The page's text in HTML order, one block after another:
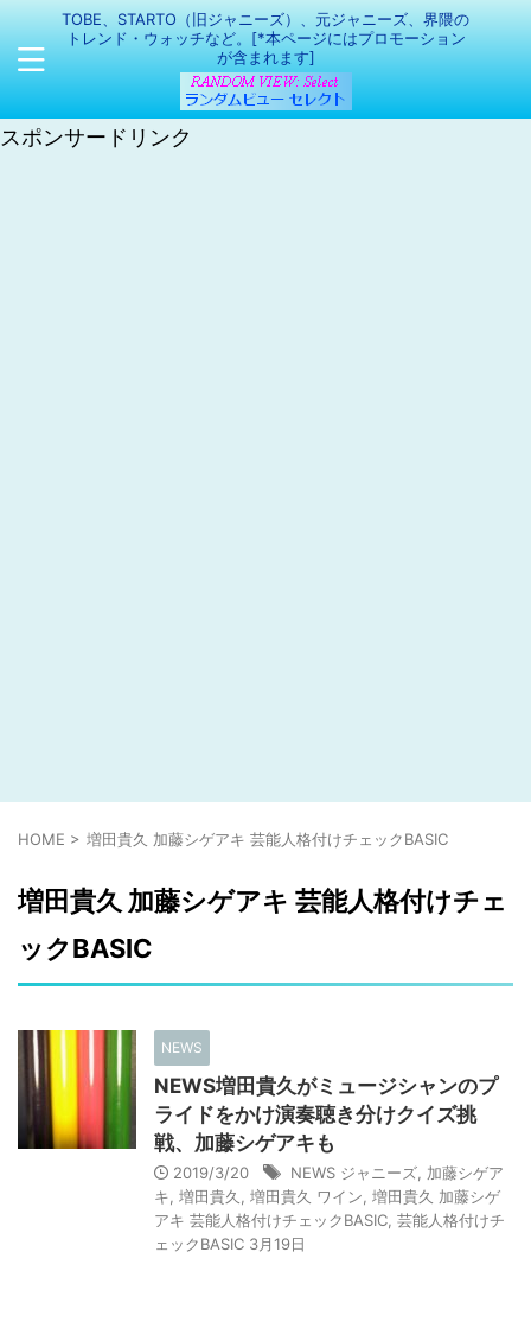
TOBE、STARTO（旧ジャニーズ）、元ジャニーズ、界隈の
トレンド・ウォッチなど。[*本ページにはプロモーション
が含まれます]
スポンサードリンク
HOME > 増田貴久 加藤シゲアキ 芸能人格付けチェックBASIC
増田貴久 加藤シゲアキ 芸能人格付けチェ
ックBASIC
NEWS
NEWS増田貴久がミュージシャンのプ
ライドをかけ演奏聴き分けクイズ挑
戦、加藤シゲアキも
2019/3/20 NEWS ジャニーズ 加藤シゲア
キ 増田貴久 増田貴久 ワイン 増田貴久 加藤シゲ
アキ 芸能人格付けチェックBASIC 芸能人格付けチ
ェックBASIC 3月19日